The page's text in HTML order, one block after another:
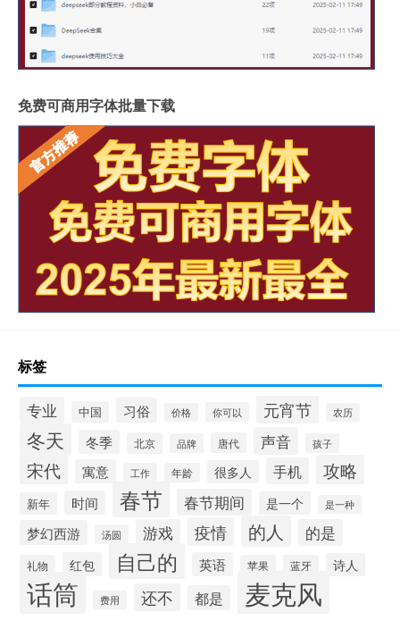
免费可商用字体批量下载
标签
专业 中国 习俗 价格 你可以 元宵节 农历
冬天 冬季 北京 品牌 唐代 声音 孩子
宋代 寓意 工作 年龄 很多人 手机 攻略
新年 时间 春节 春节期间 是一个 是一种
梦幻西游 汤圆 游戏 疫情 的人 的是
礼物 红包 自己的 英语 苹果 蓝牙 诗人
话筒 费用 还不 都是 麦克风